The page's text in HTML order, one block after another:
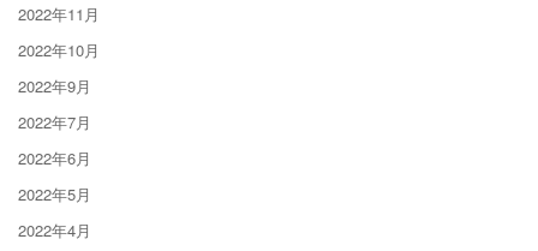
2022年11月
2022年10月
2022年9月
2022年7月
2022年6月
2022年5月
2022年4月